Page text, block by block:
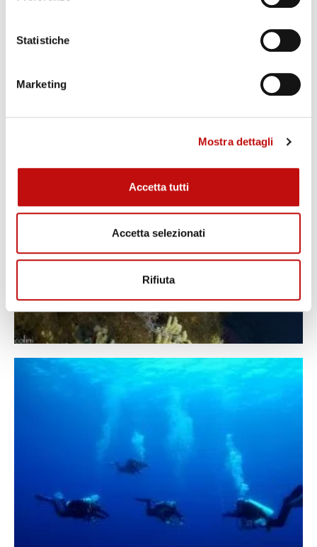
Statistiche
Marketing
Mostra dettagli
Accetta tutti
Accetta selezionati
Rifiuta